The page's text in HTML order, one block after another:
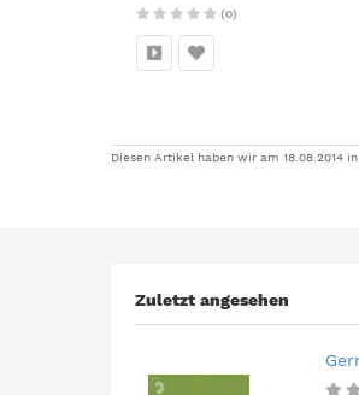
(0)
Diesen Artikel haben wir am 18.08.2014
Zuletzt angesehen